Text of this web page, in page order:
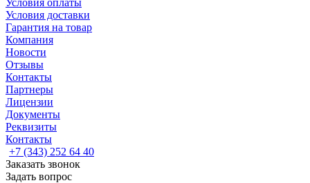
Условия оплаты
Условия доставки
Гарантия на товар
Компания
Новости
Отзывы
Контакты
Партнеры
Лицензии
Документы
Реквизиты
Контакты
+7 (343) 252 64 40
Заказать звонок
Задать вопрос